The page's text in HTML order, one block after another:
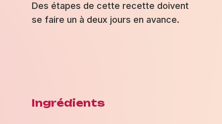
Des étapes de cette recette doivent
se faire un à deux jours en avance.
Ingrédients